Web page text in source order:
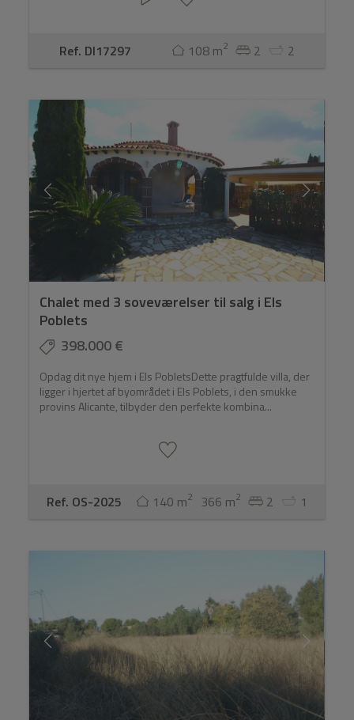
Ref. DI17297 108 m2 2 2
Chalet med 3 soveværelser til salg i Els
Poblets
398.000 €
Opdag dit nye hjem i Els PobletsDette pragtfulde villa, der
ligger i hjertet af byområdet i Els Poblets, i den smukke
provins Alicante, tilbyder den perfekte kombina...
Ref. OS-2025 140 m2 366 m2 2 1